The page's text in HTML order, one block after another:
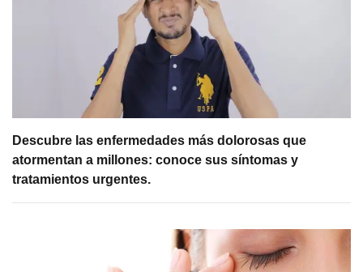
Descubre las enfermedades más dolorosas que
atormentan a millones: conoce sus síntomas y
tratamientos urgentes.